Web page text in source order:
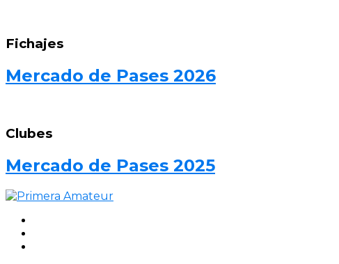
Fichajes
Mercado de Pases 2026
Clubes
Mercado de Pases 2025